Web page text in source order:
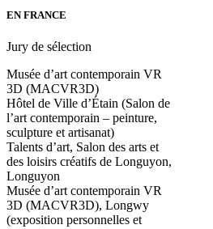
EN FRANCE
Jury de sélection
Musée d’art contemporain VR
3D (MACVR3D)
Hôtel de Ville d’Étain (Salon de
l’art contemporain – peinture,
sculpture et artisanat)
Talents d’art, Salon des arts et
des loisirs créatifs de Longuyon,
Longuyon
Musée d’art contemporain VR
3D (MACVR3D), Longwy
(exposition personnelles et